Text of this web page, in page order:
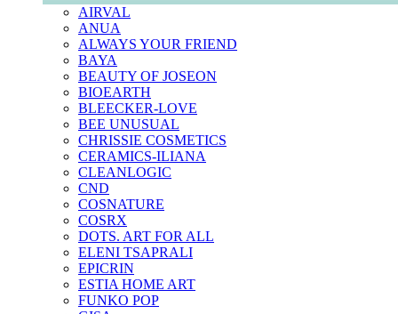
AIRVAL
ANUA
ALWAYS YOUR FRIEND
BAYA
BEAUTY OF JOSEON
BIOEARTH
BLEECKER-LOVE
BEE UNUSUAL
CHRISSIE COSMETICS
CERAMICS-ILIANA
CLEANLOGIC
CND
COSNATURE
COSRX
DOTS. ART FOR ALL
ELENI TSAPRALI
EPICRIN
ESTIA HOME ART
FUNKO POP